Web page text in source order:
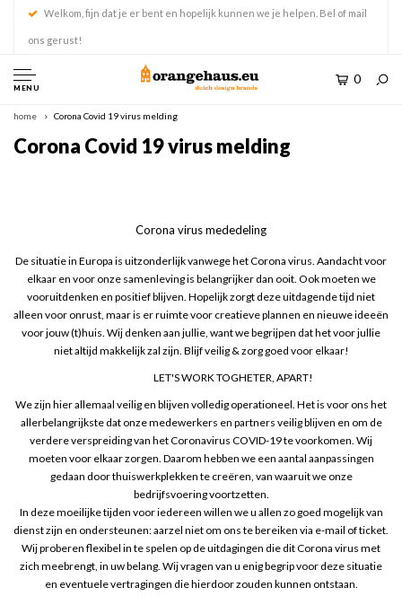
Welkom, fijn dat je er bent en hopelijk kunnen we je helpen. Bel of mail
ons gerust!
MENU
0
home Corona Covid 19 virus melding
Corona Covid 19 virus melding
Corona virus mededeling
De situatie in Europa is uitzonderlijk vanwege het Corona virus. Aandacht voor
elkaar en voor onze samenleving is belangrijker dan ooit. Ook moeten we
vooruitdenken en positief blijven. Hopelijk zorgt deze uitdagende tijd niet
alleen voor onrust, maar is er ruimte voor creatieve plannen en nieuwe ideeën
voor jouw (t)huis. Wij denken aan jullie, want we begrijpen dat het voor jullie
niet altijd makkelijk zal zijn. Blijf veilig & zorg goed voor elkaar!
LET'S WORK TOGHETER, APART!
We zijn hier allemaal veilig en blijven volledig operationeel. Het is voor ons het
allerbelangrijkste dat onze medewerkers en partners veilig blijven en om de
verdere verspreiding van het Coronavirus COVID-19 te voorkomen. Wij
moeten voor elkaar zorgen. Daarom hebben we een aantal aanpassingen
gedaan door thuiswerkplekken te creëren, van waaruit we onze
bedrijfsvoering voortzetten.
In deze moeilijke tijden voor iedereen willen we u allen zo goed mogelijk van
dienst zijn en ondersteunen: aarzel niet om ons te bereiken via e-mail of ticket.
Wij proberen flexibel in te spelen op de uitdagingen die dit Corona virus met
zich meebrengt, in uw belang. Wij vragen van u enig begrip voor deze situatie
en eventuele vertragingen die hierdoor zouden kunnen ontstaan.